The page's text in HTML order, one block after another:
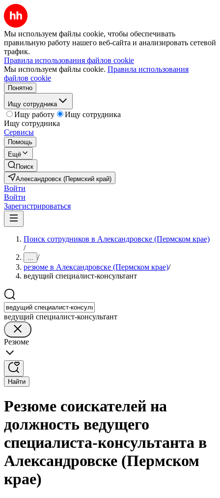
Мы используем файлы cookie, чтобы обеспечивать
правильную работу нашего веб-сайта и анализировать сетевой
трафик.
Правила использования файлов cookie
Мы используем файлы cookie. Правила использования
файлов cookie
Понятно
Ищу сотрудника
Ищу работу
Ищу сотрудника
Ищу сотрудника
Сервисы
Помощь
Ещё
Поиск
Александровск (Пермский край)
Войти
Войти
Зарегистрироваться
Поиск сотрудников в Александровске (Пермском крае)
/
... /
резюме в Александровске (Пермском крае)/
ведущий специалист-консультант
ведущий специалист-консультант
Резюме
Найти
Резюме соискателей на
должность ведущего
специалиста-консультанта в
Александровске (Пермском
крае)